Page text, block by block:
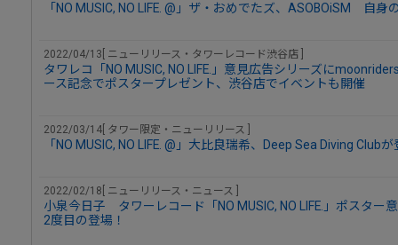
「NO MUSIC, NO LIFE. @」ザ・おめでたズ、ASOBOiSM 自身
2022/04/13[ ニューリリース・タワーレコード渋谷店 ]
タワレコ「NO MUSIC, NO LIFE.」意見広告シリーズに
ース記念でポスタープレゼント、渋谷店でイベントも開催
2022/03/14[ タワー限定・ニューリリース ]
「NO MUSIC, NO LIFE. @」大比良瑞希、Deep Sea Diving Clubが
2022/02/18[ ニューリリース・ニュース ]
小泉今日子 タワーレコード「NO MUSIC, NO LIFE.」ポスター
2度目の登場！